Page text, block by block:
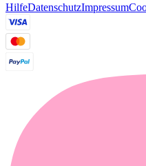
HilfeDatenschutzImpressum